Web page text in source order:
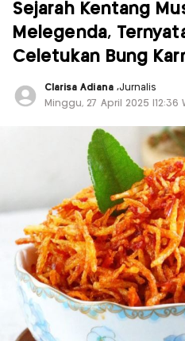
Sejarah Kentang
Melegenda,
Celetukan Bung
Clarisa Adiana ,Jurnalis
Minggu, 27 April 2025 |12:36